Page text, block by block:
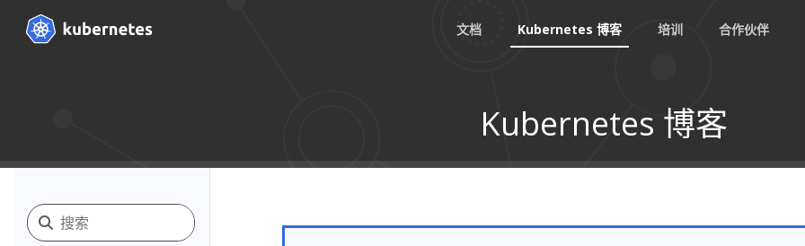
文档 Kubernetes 博客 培训 合作伙伴
Kubernetes 博客